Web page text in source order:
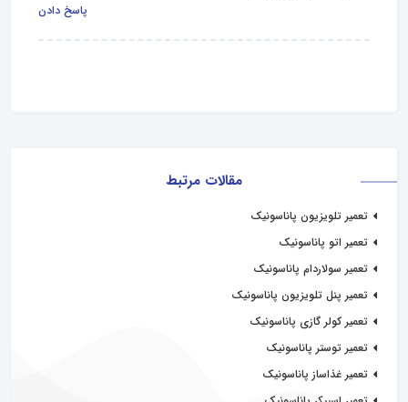
مقالات مرتبط
تعمیر تلویزیون پاناسونیک
تعمیر اتو پاناسونیک
تعمیر سولاردام پاناسونیک
تعمیر پنل تلویزیون پاناسونیک
تعمیر کولر گازی پاناسونیک
تعمیر توستر پاناسونیک
تعمیر غذاساز پاناسونیک
پاسخ دادن